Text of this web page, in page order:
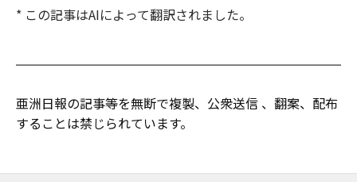
* この記事はAIによって翻訳されました。
亜洲日報の記事等を無断で複製、公衆送信 、翻案、配布
することは禁じられています。